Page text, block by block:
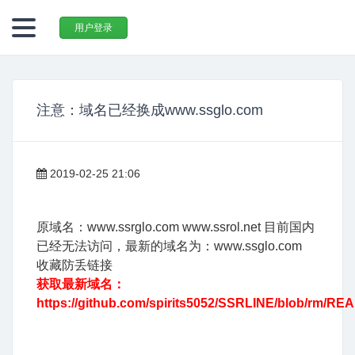
用户登录
注意：域名已经换成www.ssglo.com
2019-02-25 21:06
原域名：www.ssrglo.com www.ssrol.net 目前国内
已经无法访问，最新的域名为：www.ssglo.com
收藏防丢链接
获取最新域名：
https://github.com/spirits5052/SSRLINE/blob/rm/